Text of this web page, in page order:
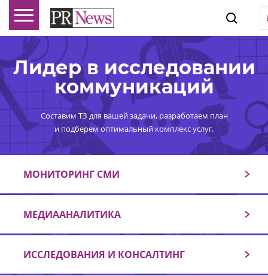
Лидер в исследовании
коммуникаций
Составим ТЗ для вашей задачи, разработаем план
и подберем оптимальный комплекс услуг.
МОНИТОРИНГ СМИ
МЕДИААНАЛИТИКА
ИССЛЕДОВАНИЯ И КОНСАЛТИНГ